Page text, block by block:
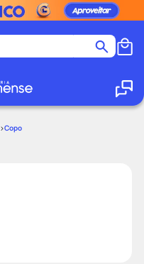
Copo